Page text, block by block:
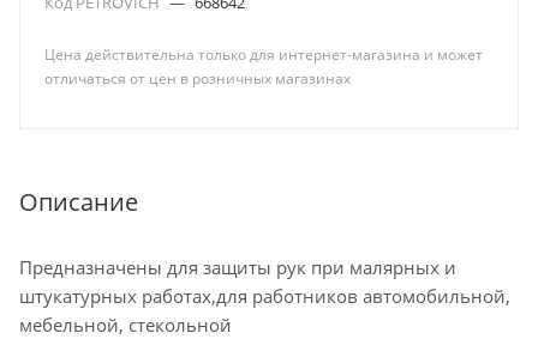
Цена действительна только для интернет-магазина и может
отличаться от цен в розничных магазинах
Описание
Предназначены для защиты рук при малярных и
штукатурных работах,для работников автомобильной,
мебельной, стекольной